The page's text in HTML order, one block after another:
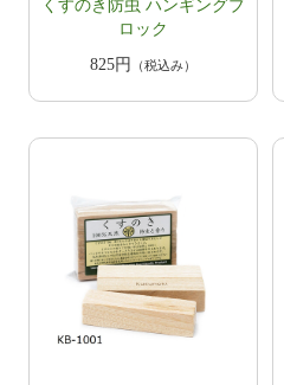
くすのき防虫 ハンギングブ
ロック
825円
（税込み）